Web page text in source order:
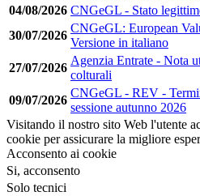
04/08/2026 CNGeGL - Stato
30/07/2026
CNGeGL: European
Versione in italiano
27/07/2026
Agenzia Entrate - Nota
colturali
09/07/2026
CNGeGL - REV -
sessione autunno 2026
Visitando il nostro sito Web l'utente
cookie per assicurare la migliore
Acconsento ai cookie
Si, acconsento
Solo tecnici